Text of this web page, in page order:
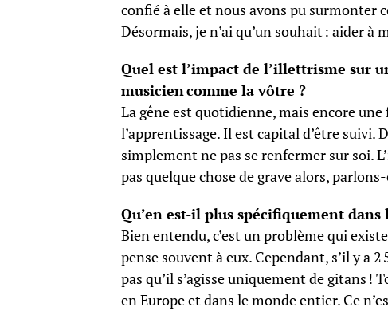
confié à elle et nous avons pu surmonter
Désormais, je n’ai qu’un souhait : aider
Quel est l’impact de l’illettrisme sur
musicien comme la vôtre ?
La gêne est quotidienne, mais encore
l’apprentissage. Il est capital d’être
simplement ne pas se renfermer sur soi.
pas quelque chose de grave alors,
Qu’en est-il plus spécifiquement
Bien entendu, c’est un problème qui
pense souvent à eux. Cependant, s’il y a
pas qu’il s’agisse uniquement de gitans !
en Europe et dans le monde entier. Ce